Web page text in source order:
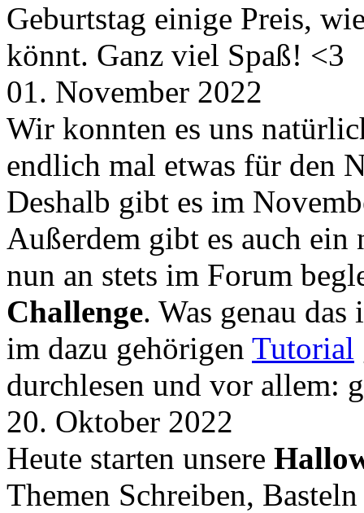
Geburtstag einige Preis,
könnt. Ganz viel Spaß! <3
01. November 2022
Wir konnten es uns
endlich mal etwas für den
Deshalb gibt es im
Außerdem gibt es auch ein
nun an stets im Forum
Challenge. Was genau
im dazu gehörigen Tutorial
durchlesen und vor allem:
20. Oktober 2022
Heute starten unsere
Themen Schreiben,